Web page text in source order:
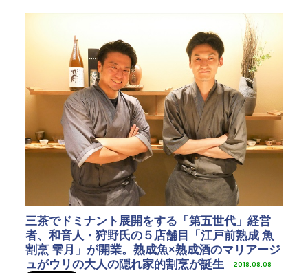
三茶でドミナント展開をする「第五世代」経営
者、和音人・狩野氏の５店舗目「江戸前熟成 魚
割烹 雫月」が開業。熟成魚×熟成酒のマリアージ
ュがウリの大人の隠れ家的割烹が誕生
2018.08.08